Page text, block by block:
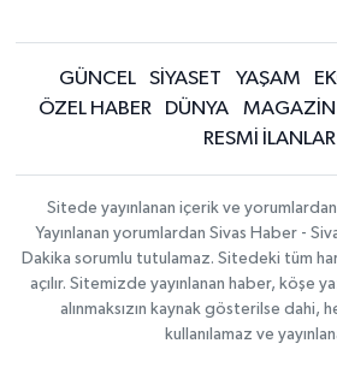
GÜNCEL SİYASET YAŞAM
ÖZEL HABER
DÜNYA MAGAZİN
RESMİ İLANLAR
Sitede yayınlanan içerik ve
Yayınlanan yorumlardan Sivas Haber -
Dakika sorumlu tutulamaz. Sitedeki tüm
açılır. Sitemizde yayınlanan haber, köşe
alınmaksızın kaynak gösterilse dahi,
kullanılamaz ve